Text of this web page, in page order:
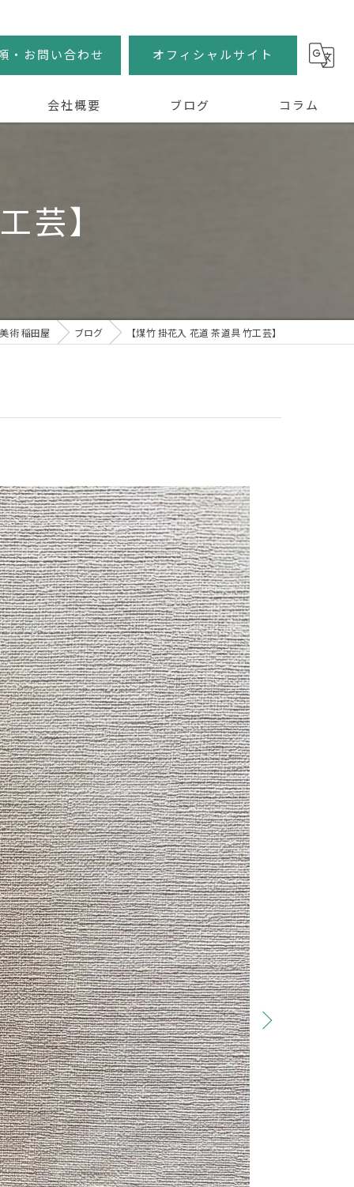
・お問い合わせ オフィシャルサイト
会社概要 ブログ コラム
芸】
術 稲田屋 ブログ 【煤竹 掛花入 花道 茶道具 竹工芸】